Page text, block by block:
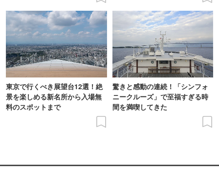
東京で行くべき展望台12選！絶
景を楽しめる新名所から入場無
料のスポットまで
驚きと感動の連続！「シンフォ
ニークルーズ」で至福すぎる時
間を満喫してきた